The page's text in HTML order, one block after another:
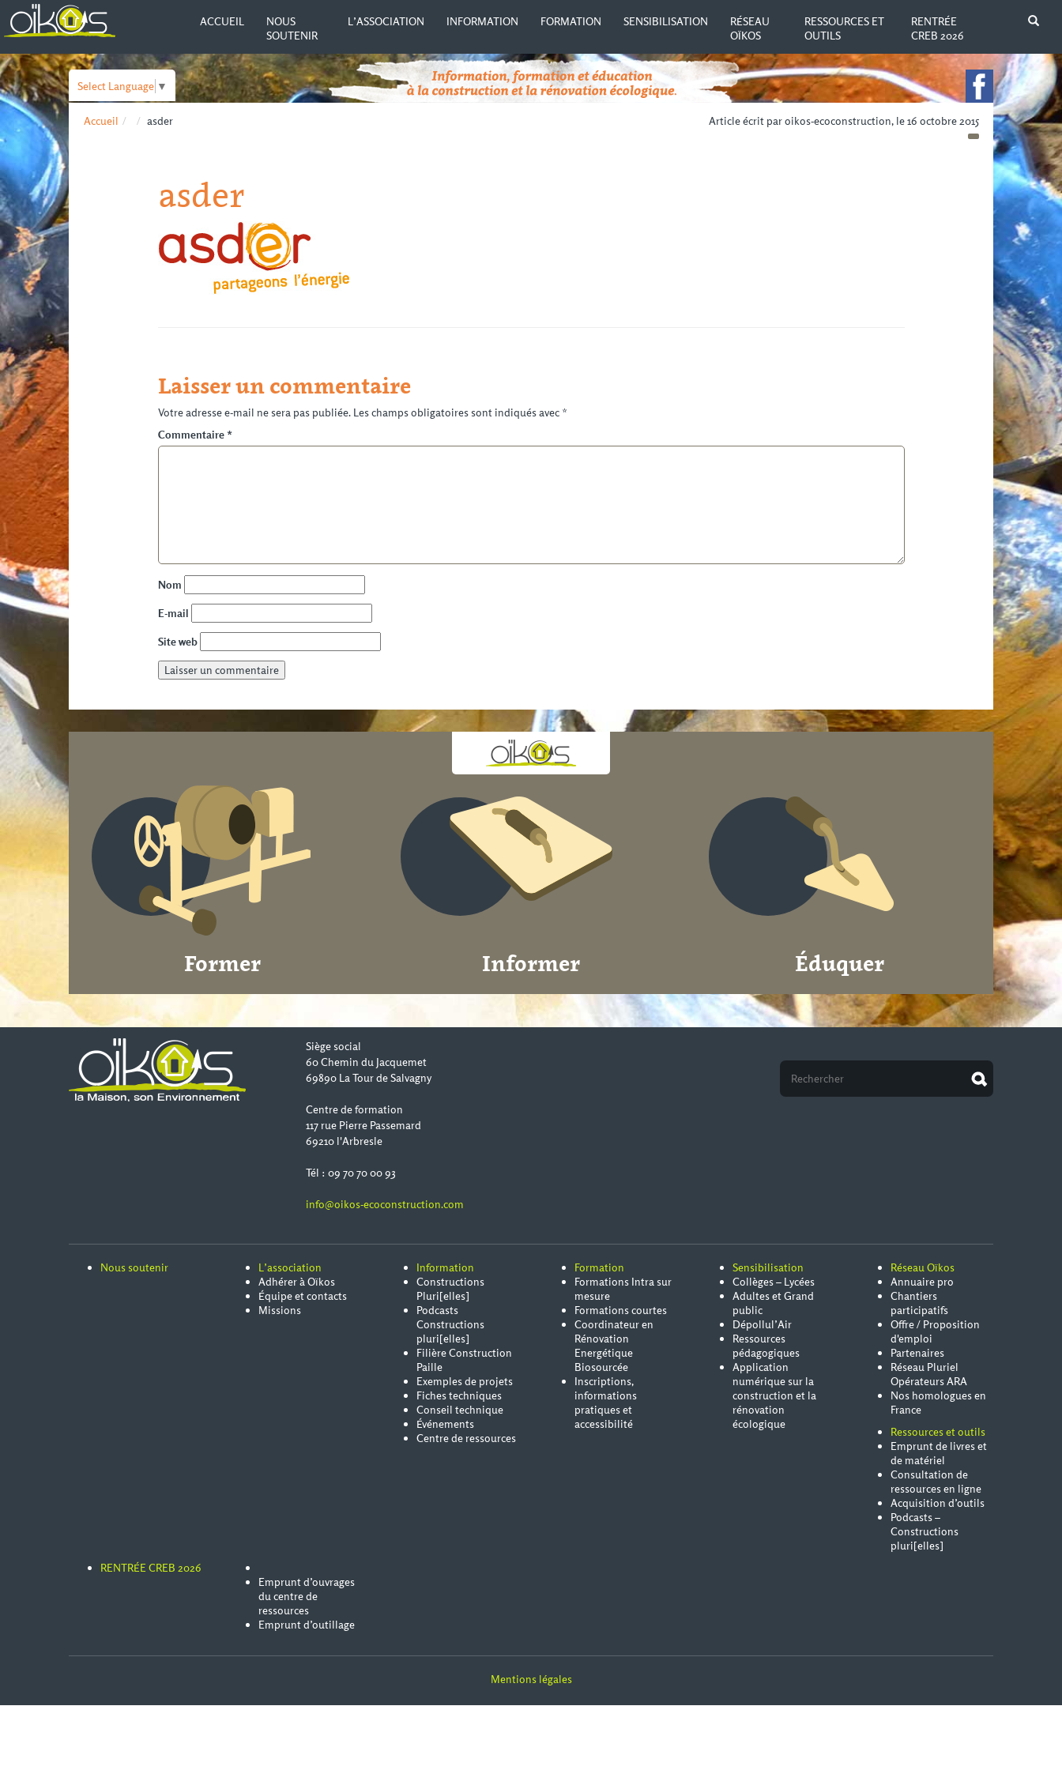
ACCUEIL
NOUS
SOUTENIR
L’ASSOCIATION INFORMATION FORMATION SENSIBILISATION
RÉSEAU
OÏKOS
RESSOURCES ET
OUTILS
RENTRÉE
CREB 2026
Select Language ▼
Accueil asder Article écrit par oikos-ecoconstruction, le 16 octobre 2015
asder
Laisser un commentaire
Votre adresse e-mail ne sera pas publiée. Les champs obligatoires sont indiqués avec *
Commentaire *
Nom
E-mail
Site web
Former Informer Éduquer
Siège social
60 Chemin du Jacquemet
69890 La Tour de Salvagny
Centre de formation
117 rue Pierre Passemard
69210 l'Arbresle
Tél : 09 70 70 00 93
info@oikos-ecoconstruction.com
Nous soutenir
L’association
Adhérer à Oïkos
Équipe et contacts
Missions
Information
Constructions
Pluri[elles]
Podcasts
Constructions
pluri[elles]
Filière Construction
Paille
Exemples de projets
Fiches techniques
Conseil technique
Événements
Centre de ressources
Formation
Formations Intra sur
mesure
Formations courtes
Coordinateur en
Rénovation
Energétique
Biosourcée
Inscriptions,
informations
pratiques et
accessibilité
Sensibilisation
Collèges – Lycées
Adultes et Grand
public
Dépollul’Air
Ressources
pédagogiques
Application
numérique sur la
construction et la
rénovation
écologique
Réseau Oïkos
Annuaire pro
Chantiers
participatifs
Offre / Proposition
d'emploi
Partenaires
Réseau Pluriel
Opérateurs ARA
Nos homologues en
France
Ressources et outils
Emprunt de livres et
de matériel
Consultation de
ressources en ligne
Acquisition d’outils
Podcasts –
Constructions
pluri[elles]
RENTRÉE CREB 2026
Emprunt d’ouvrages
du centre de
ressources
Emprunt d’outillage
Mentions légales